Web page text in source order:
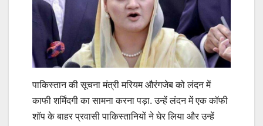
पाकिस्तान की सूचना मंत्री मरियम औरंगजेब को लंदन में
काफी शर्मिंदगी का सामना करना पड़ा. उन्हें लंदन में एक कॉफी
शॉप के बाहर प्रवासी पाकिस्तानियों ने घेर लिया और उन्हें